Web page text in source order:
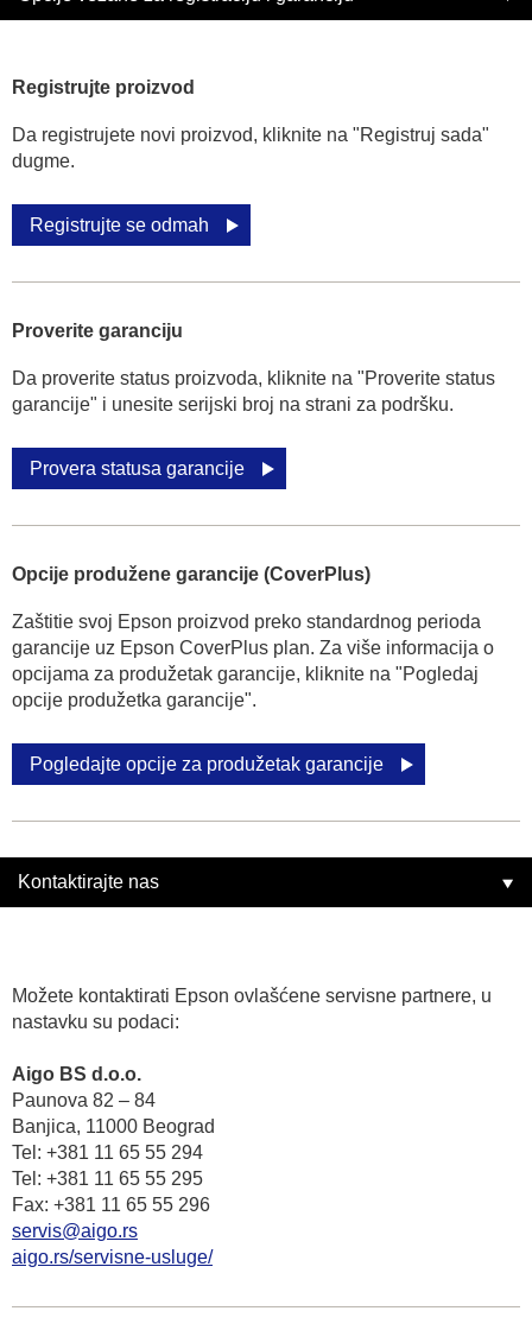
Registrujte proizvod
Da registrujete novi proizvod, kliknite na "Registruj sada"
dugme.
Registrujte se odmah
Proverite garanciju
Da proverite status proizvoda, kliknite na "Proverite status
garancije" i unesite serijski broj na strani za podršku.
Provera statusa garancije
Opcije produžene garancije (CoverPlus)
Zaštitie svoj Epson proizvod preko standardnog perioda
garancije uz Epson CoverPlus plan. Za više informacija o
opcijama za produžetak garancije, kliknite na "Pogledaj
opcije produžetka garancije".
Pogledajte opcije za produžetak garancije
Kontaktirajte nas
Možete kontaktirati Epson ovlašćene servisne partnere, u
nastavku su podaci:
Aigo BS d.o.o.
Paunova 82 – 84
Banjica, 11000 Beograd
Tel: +381 11 65 55 294
Tel: +381 11 65 55 295
Fax: +381 11 65 55 296
servis@aigo.rs
aigo.rs/servisne-usluge/